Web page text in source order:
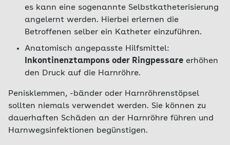
es kann eine sogenannte Selbstkatheterisierung
angelernt werden. Hierbei erlernen die
Betroffenen selber ein Katheter einzuführen.
Anatomisch angepasste Hilfsmittel:
Inkontinenztampons oder Ringpessare erhöhen
den Druck auf die Harnröhre.
Penisklemmen, -bänder oder Harnröhrenstöpsel
sollten niemals verwendet werden. Sie können zu
dauerhaften Schäden an der Harnröhre führen und
Harnwegsinfektionen begünstigen.